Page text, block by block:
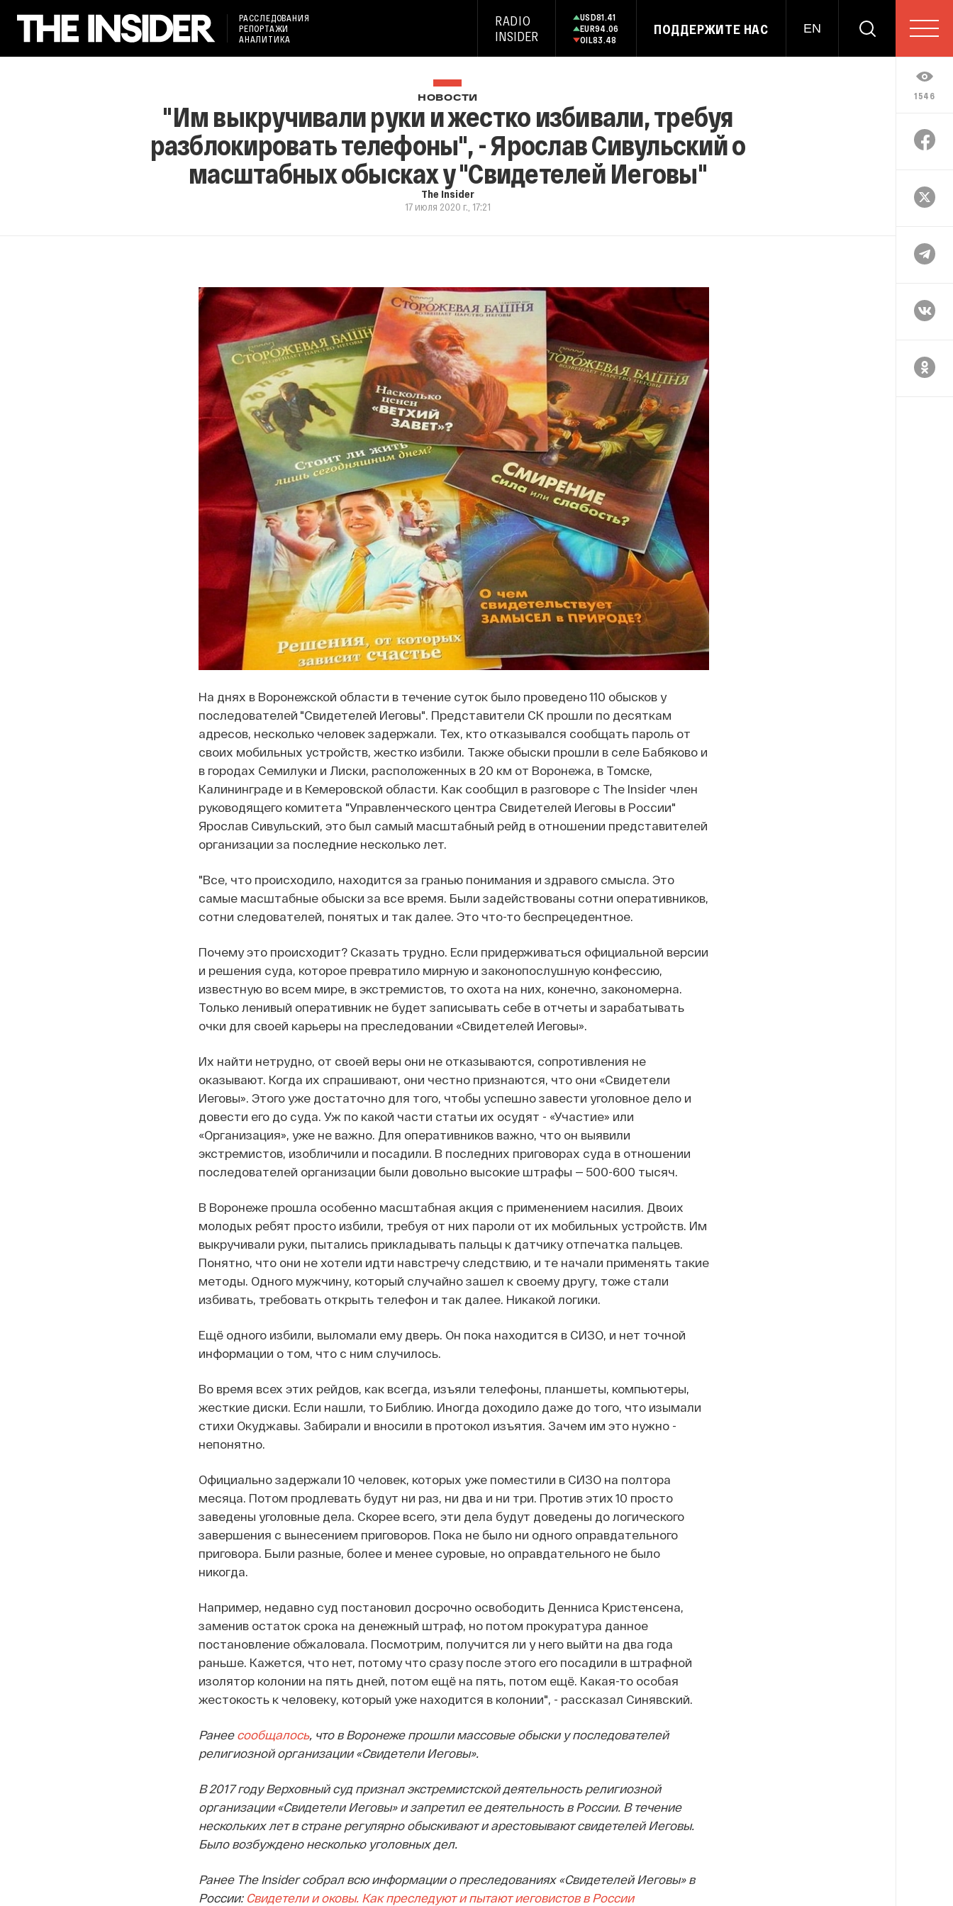
РАССЛЕДОВАНИЯ
РЕПОРТАЖИ
АНАЛИТИКА
RADIO
INSIDER
USD81.41
EUR94.06
OIL83.48
ПОДДЕРЖИТЕ НАС EN
1546
НОВОСТИ
"Им выкручивали руки и жестко избивали, требуя
разблокировать телефоны", - Ярослав Сивульский о
масштабных обысках у "Свидетелей Иеговы"
The Insider
17 июля 2020 г., 17:21
На днях в Воронежской области в течение суток было проведено 110 обысков у
последователей "Свидетелей Иеговы". Представители СК прошли по десяткам
адресов, несколько человек задержали. Тех, кто отказывался сообщать пароль от
своих мобильных устройств, жестко избили. Также обыски прошли в селе Бабяково и
в городах Семилуки и Лиски, расположенных в 20 км от Воронежа, в Томске,
Калининграде и в Кемеровской области. Как сообщил в разговоре с The Insider член
руководящего комитета "Управленческого центра Свидетелей Иеговы в России"
Ярослав Сивульский, это был самый масштабный рейд в отношении представителей
организации за последние несколько лет.
"Все, что происходило, находится за гранью понимания и здравого смысла. Это
самые масштабные обыски за все время. Были задействованы сотни оперативников,
сотни следователей, понятых и так далее. Это что-то беспрецедентное.
Почему это происходит? Сказать трудно. Если придерживаться официальной версии
и решения суда, которое превратило мирную и законопослушную конфессию,
известную во всем мире, в экстремистов, то охота на них, конечно, закономерна.
Только ленивый оперативник не будет записывать себе в отчеты и зарабатывать
очки для своей карьеры на преследовании «Свидетелей Иеговы».
Их найти нетрудно, от своей веры они не отказываются, сопротивления не
оказывают. Когда их спрашивают, они честно признаются, что они «Свидетели
Иеговы». Этого уже достаточно для того, чтобы успешно завести уголовное дело и
довести его до суда. Уж по какой части статьи их осудят - «Участие» или
«Организация», уже не важно. Для оперативников важно, что он выявили
экстремистов, изобличили и посадили. В последних приговорах суда в отношении
последователей организации были довольно высокие штрафы — 500-600 тысяч.
В Воронеже прошла особенно масштабная акция с применением насилия. Двоих
молодых ребят просто избили, требуя от них пароли от их мобильных устройств. Им
выкручивали руки, пытались прикладывать пальцы к датчику отпечатка пальцев.
Понятно, что они не хотели идти навстречу следствию, и те начали применять такие
методы. Одного мужчину, который случайно зашел к своему другу, тоже стали
избивать, требовать открыть телефон и так далее. Никакой логики.
Ещё одного избили, выломали ему дверь. Он пока находится в СИЗО, и нет точной
информации о том, что с ним случилось.
Во время всех этих рейдов, как всегда, изъяли телефоны, планшеты, компьютеры,
жесткие диски. Если нашли, то Библию. Иногда доходило даже до того, что изымали
стихи Окуджавы. Забирали и вносили в протокол изъятия. Зачем им это нужно -
непонятно.
Официально задержали 10 человек, которых уже поместили в СИЗО на полтора
месяца. Потом продлевать будут ни раз, ни два и ни три. Против этих 10 просто
заведены уголовные дела. Скорее всего, эти дела будут доведены до логического
завершения с вынесением приговоров. Пока не было ни одного оправдательного
приговора. Были разные, более и менее суровые, но оправдательного не было
никогда.
Например, недавно суд постановил досрочно освободить Денниса Кристенсена,
заменив остаток срока на денежный штраф, но потом прокуратура данное
постановление обжаловала. Посмотрим, получится ли у него выйти на два года
раньше. Кажется, что нет, потому что сразу после этого его посадили в штрафной
изолятор колонии на пять дней, потом ещё на пять, потом ещё. Какая-то особая
жестокость к человеку, который уже находится в колонии", - рассказал Синявский.
Ранее сообщалось, что в Воронеже прошли массовые обыски у последователей
религиозной организации «Свидетели Иеговы».
В 2017 году Верховный суд признал экстремистской деятельность религиозной
организации «Свидетели Иеговы» и запретил ее деятельность в России. В течение
нескольких лет в стране регулярно обыскивают и арестовывают свидетелей Иеговы.
Было возбуждено несколько уголовных дел.
Ранее The Insider собрал всю информации о преследованиях «Свидетелей Иеговы» в
России: Свидетели и оковы. Как преследуют и пытают иеговистов в России